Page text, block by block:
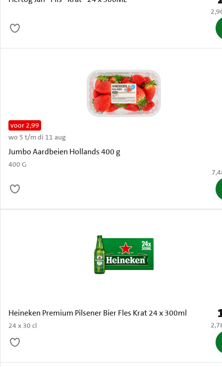
€
Jumbo Aardbeien Hollands 400 g
400 G
voor 2,99
wo 5 t/m di 11 aug
€
Heineken Premium Pilsener Bier Fles Krat 24 x 300ml
24 x 30 cl €